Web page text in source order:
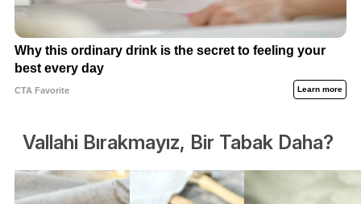
Vallahi Bırakmayız, Bir Tabak Daha?